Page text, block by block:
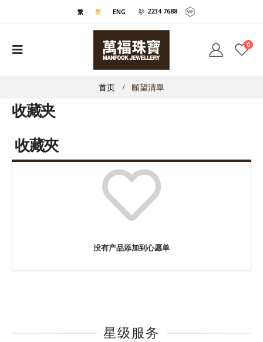
繁 简 ENG 2234 7688
0
首页 願望清單
收藏夹
收藏夾
没有产品添加到心愿单
星级服务